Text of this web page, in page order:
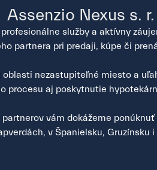
Assenzio Nexus s. r.
služby a aktívny
partnera pri predaji, kúpe či
nezastupiteľné miesto a
procesu aj poskytnutie
vám dokážeme
v Španielsku, Gruzínsku i